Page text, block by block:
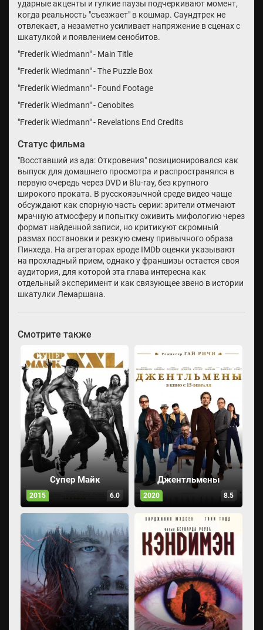
ударные акценты и гулкие паузы подчеркивают момент,
когда реальность "съезжает" в кошмар. Саундтрек не
отвлекает, а незаметно усиливает напряжение в сценах с
шкатулкой и появлением сенобитов.
"Frederik Wiedmann" - Main Title
"Frederik Wiedmann" - The Puzzle Box
"Frederik Wiedmann" - Found Footage
"Frederik Wiedmann" - Cenobites
"Frederik Wiedmann" - Revelations End Credits
Статус фильма
"Восставший из ада: Откровения" позиционировался как
выпуск для домашнего просмотра и распространялся в
первую очередь через DVD и Blu-ray, без крупного
широкого проката. В русскоязычной среде видео чаще
обсуждают как спорную часть серии: зрители отмечают
мрачную атмосферу и попытку оживить мифологию через
формат найденной записи, но критикуют скромный
размах постановки и резкую смену привычного образа
Пинхеда. На агрегаторах вроде IMDb оценки указывают
на прохладный прием, однако у франшизы остается своя
аудитория, для которой эта глава интересна как
отдельный эксперимент и как связующее звено в истории
шкатулки Лемаршана.
Смотрите также
Супер Майк
2015 6.0
Джентльмены
2020 8.5